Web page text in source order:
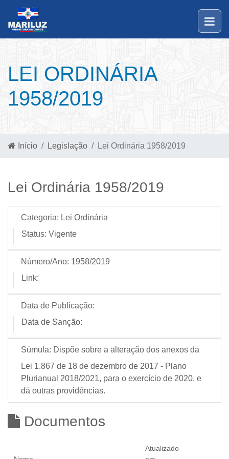
LEI ORDINÁRIA
1958/2019
Início Legislação Lei Ordinária 1958/2019
Lei Ordinária 1958/2019
Categoria: Lei Ordinária
Status: Vigente
Número/Ano: 1958/2019
Link:
Data de Publicação:
Data de Sanção:
Súmula: Dispõe sobre a alteração dos anexos da
Lei 1.867 de 18 de dezembro de 2017 - Plano
Plurianual 2018/2021, para o exercício de 2020, e
dá outras providências.
Documentos
Atualizado